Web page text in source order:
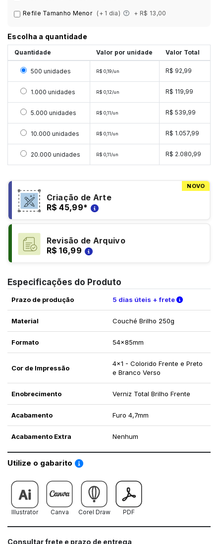
Refile Tamanho Menor (+ 1 dia) + R$ 13,00
Escolha a quantidade
Quantidade Valor por unidade Valor Total
Selecionar 500 unidades
500 unidades R$ 0,19/un R$ 92,99
Selecionar 1000 unidades
1.000 unidades R$ 0,12/un R$ 119,99
Selecionar 5000 unidades
5.000 unidades R$ 0,11/un R$ 539,99
Selecionar 10000 unidades
10.000 unidades R$ 0,11/un R$ 1.057,99
Selecionar 20000 unidades
20.000 unidades R$ 0,11/un R$ 2.080,99
NOVO
Criação de Arte
R$ 45,99*
Revisão de Arquivo
R$ 16,99
Especificações do Produto
Prazo de produção 5 dias úteis + frete Verifique
Material Couché Brilho 250g
Formato 54x85mm
Cor de Impressão
4x1 - Colorido Frente e Preto
e Branco Verso
Enobrecimento Verniz Total Brilho Frente
Acabamento Furo 4,7mm
Acabamento Extra Nenhum
Utilize o gabarito Saiba como utilizar os nossos gabaritos
Illustrator Canva Corel Draw PDF
Consultar frete e prazo de entrega